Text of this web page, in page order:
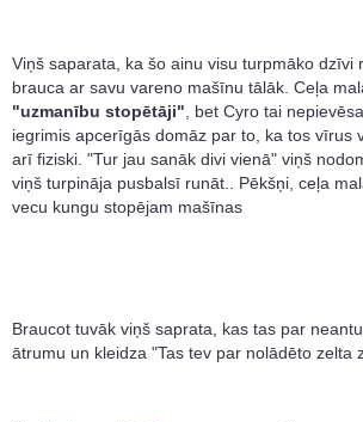
Viņš saparata, ka šo ainu visu turpmāko dzīvi
brauca ar savu vareno mašīnu tālāk. Ceļa
"uzmanību stopētāji", bet Cyro tai
iegrimis apcerīgās domāz par to, ka tos vīrus
arī fiziski. "Tur jau sanāk divi vienā" viņš
viņš turpināja pusbalsī runāt.. Pēkšņi, ceļa
vecu kungu stopējam mašīnas
Braucot tuvāk viņš saprata, kas tas par
ātrumu un kleidza "Tas tev par nolādēto zelta